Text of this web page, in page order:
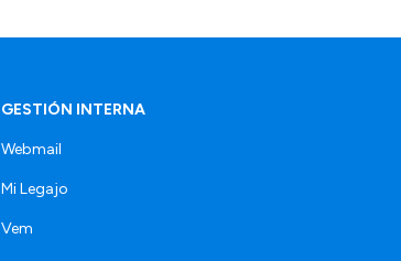
GESTIÓN INTERNA
Webmail
Mi Legajo
Vem